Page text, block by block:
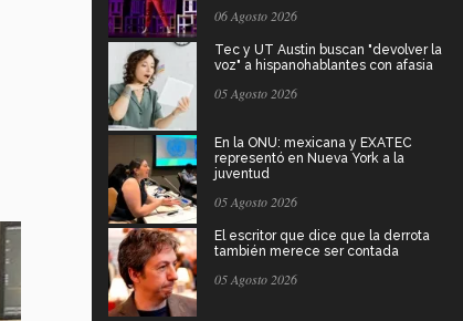
06 Agosto 2026
Tec y UT Austin buscan "devolver la
voz" a hispanohablantes con afasia
05 Agosto 2026
En la ONU: mexicana y EXATEC
representó en Nueva York a la
juventud
05 Agosto 2026
El escritor que dice que la derrota
también merece ser contada
05 Agosto 2026